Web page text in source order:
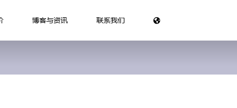
博客与资讯 联系我们